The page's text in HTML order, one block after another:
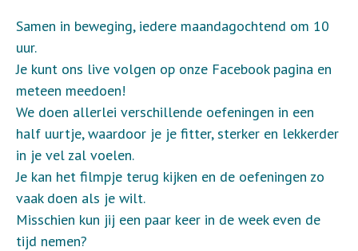
Samen in beweging, iedere maandagochtend om 10
uur.
Je kunt ons live volgen op onze Facebook pagina en
meteen meedoen!
We doen allerlei verschillende oefeningen in een
half uurtje, waardoor je je fitter, sterker en lekkerder
in je vel zal voelen.
Je kan het filmpje terug kijken en de oefeningen zo
vaak doen als je wilt.
Misschien kun jij een paar keer in de week even de
tijd nemen?